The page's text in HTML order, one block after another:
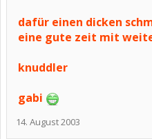
dafür einen dicken
eine gute zeit mit
knuddler
gabi
14. August 2003